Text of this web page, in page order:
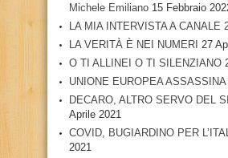
Michele Emiliano 15 Febbraio
LA MIA INTERVISTA A CANALE
LA VERITÀ È NEI NUMERI 27
O TI ALLINEI O TI SILENZIANO
UNIONE EUROPEA ASSASSINA
DECARO, ALTRO SERVO DEL
Aprile 2021
COVID, BUGIARDINO PER
2021